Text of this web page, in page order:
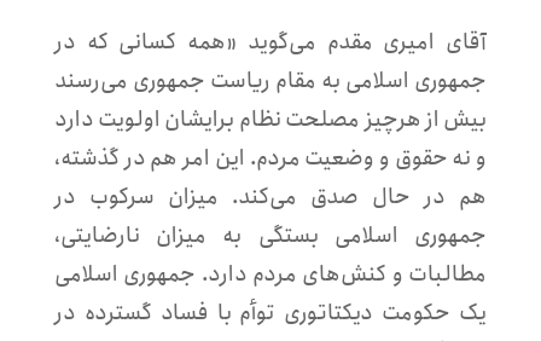
آقای امیری مقدم می‌گوید «همه کسانی که در
جمهوری اسلامی به مقام ریاست جمهوری می‌رسند
بیش از هرچیز مصلحت نظام برایشان اولویت دارد
و نه حقوق و وضعیت مردم. این امر هم در گذشته،
هم در حال صدق می‌کند. میزان سرکوب در
جمهوری اسلامی بستگی به میزان نارضایتی،
مطالبات و کنش‌های مردم دارد. جمهوری اسلامی
یک حکومت دیکتاتوری توأم با فساد گسترده در